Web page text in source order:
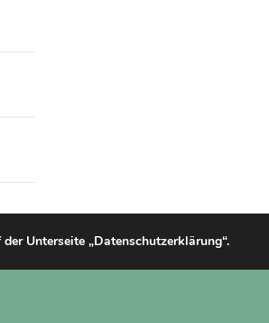
Unterseite „Datenschutzerklärung“.